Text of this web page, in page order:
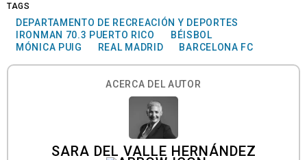
TAGS
DEPARTAMENTO DE RECREACIÓN Y DEPORTES
IRONMAN 70.3 PUERTO RICO
BÉISBOL
MÓNICA PUIG
REAL MADRID BARCELONA FC
ACERCA DEL AUTOR
SARA DEL VALLE HERNÁNDEZ